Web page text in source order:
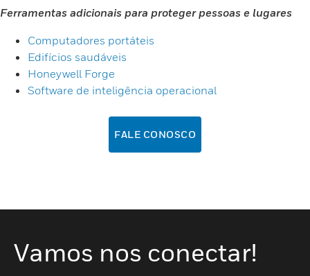
Ferramentas adicionais para proteger pessoas e lugares
Computadores portáteis
Edifícios saudáveis
Honeywell Forge
Software de inteligência operacional
FALE CONOSCO
Vamos nos conectar!